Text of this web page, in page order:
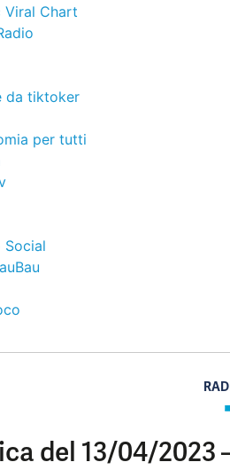
Viral Chart
da tiktoker
per tutti
Social
del 13/04/2023